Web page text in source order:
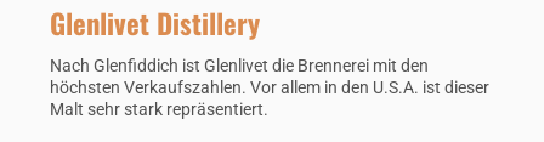
Glenlivet Distillery
Nach Glenfiddich ist Glenlivet die Brennerei mit den
höchsten Verkaufszahlen. Vor allem in den U.S.A. ist dieser
Malt sehr stark repräsentiert.